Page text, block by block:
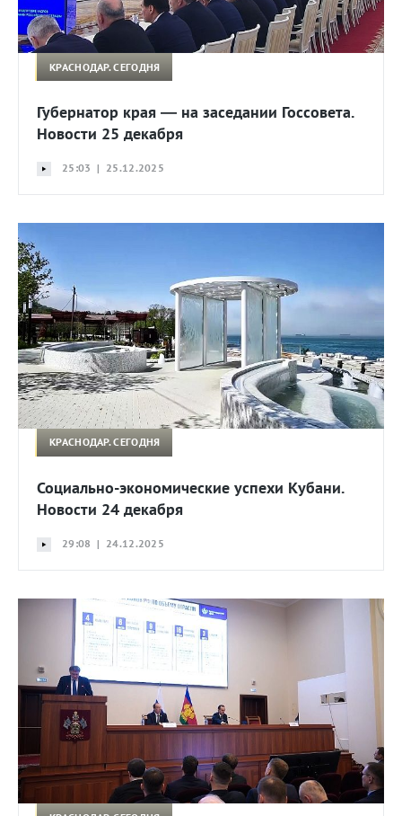
КРАСНОДАР. СЕГОДНЯ
Губернатор края — на заседании Госсовета.
Новости 25 декабря
25:03 | 25.12.2025
КРАСНОДАР. СЕГОДНЯ
Социально-экономические успехи Кубани.
Новости 24 декабря
29:08 | 24.12.2025